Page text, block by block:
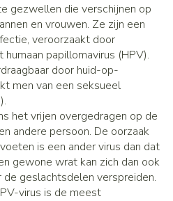
gezwellen die verschijnen op
en vrouwen. Ze zijn een
veroorzaakt door
papillomavirus (HPV).
door huid-op-
men van een seksueel
het vrijen overgedragen op de
andere persoon. De oorzaak
is een ander virus dan dat
gewone wrat kan zich dan ook
de geslachtsdelen verspreiden.
virus is de meest